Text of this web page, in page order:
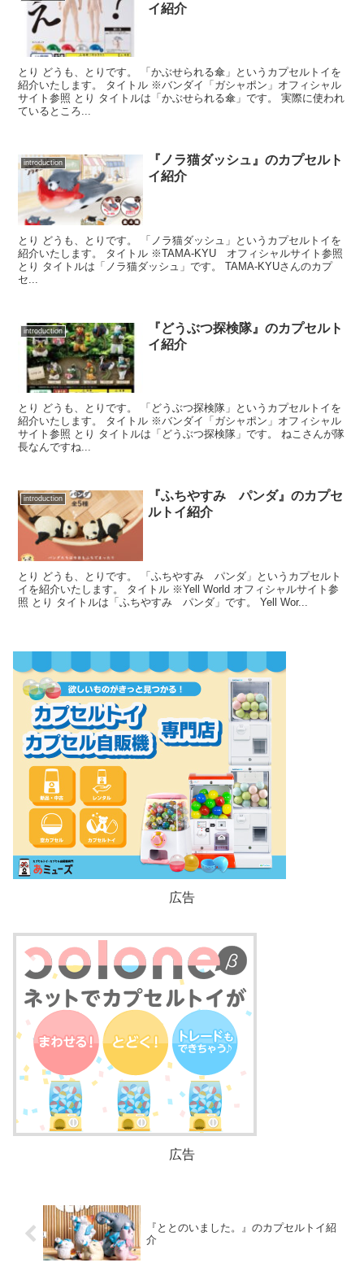
イ紹介
とり どうも、とりです。 「かぶせられる傘」というカプセルトイを
紹介いたします。 タイトル ※バンダイ「ガシャポン」オフィシャル
サイト参照 とり タイトルは「かぶせられる傘」です。 実際に使われ
ているところ...
introduction
『ノラ猫ダッシュ』のカプセルト
イ紹介
とり どうも、とりです。 「ノラ猫ダッシュ」というカプセルトイを
紹介いたします。 タイトル ※TAMA-KYU オフィシャルサイト参照
とり タイトルは「ノラ猫ダッシュ」です。 TAMA-KYUさんのカプ
セ...
introduction
『どうぶつ探検隊』のカプセルト
イ紹介
とり どうも、とりです。 「どうぶつ探検隊」というカプセルトイを
紹介いたします。 タイトル ※バンダイ「ガシャポン」オフィシャル
サイト参照 とり タイトルは「どうぶつ探検隊」です。 ねこさんが隊
長なんですね...
introduction
『ふちやすみ パンダ』のカプセ
ルトイ紹介
とり どうも、とりです。 「ふちやすみ パンダ」というカプセルト
イを紹介いたします。 タイトル ※Yell World オフィシャルサイト参
照 とり タイトルは「ふちやすみ パンダ」です。 Yell Wor...
広告
広告
『ととのいました。』のカプセルトイ紹
介